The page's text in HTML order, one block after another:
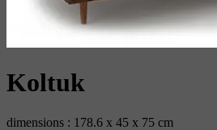
Koltuk
dimensions : 178.6 x 45 x 75 cm